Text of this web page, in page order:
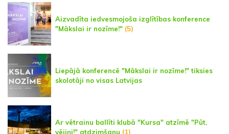
Aizvadīta iedvesmojoša izglītības konference
"Mākslai ir nozīme!" (5)
Liepājā konferencē "Mākslai ir nozīme!" tiksies
skolotāji no visas Latvijas
Ar vētrainu ballīti klubā "Kursa" atzīmē "Pūt,
vējiņi!" atdzimšanu (1)